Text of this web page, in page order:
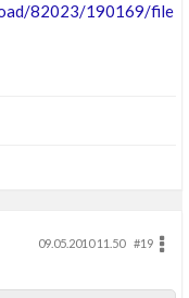
82023/190169/file
09.05.2010 11.50
#19